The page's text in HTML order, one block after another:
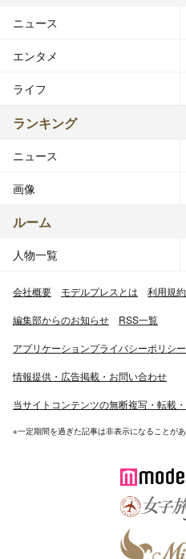
ニュース
エンタメ
ライフ
ランキング
ニュース
画像
ルーム
人物一覧
会社概要 モデルプレスとは 利用規約
編集部からのお知らせ RSS一覧
アプリケーションプライバシーポリシー
情報提供・広告掲載・お問い合わせ
当サイトコンテンツの無断複写・転載
※一定期間を過ぎた記事は非表示になることが